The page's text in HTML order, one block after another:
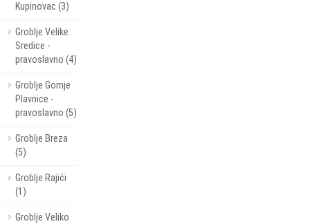
Kupinovac (3)
Groblje Velike
Sredice -
pravoslavno (4)
Groblje Gornje
Plavnice -
pravoslavno (5)
Groblje Breza
(5)
Groblje Rajići
(1)
Groblje Veliko